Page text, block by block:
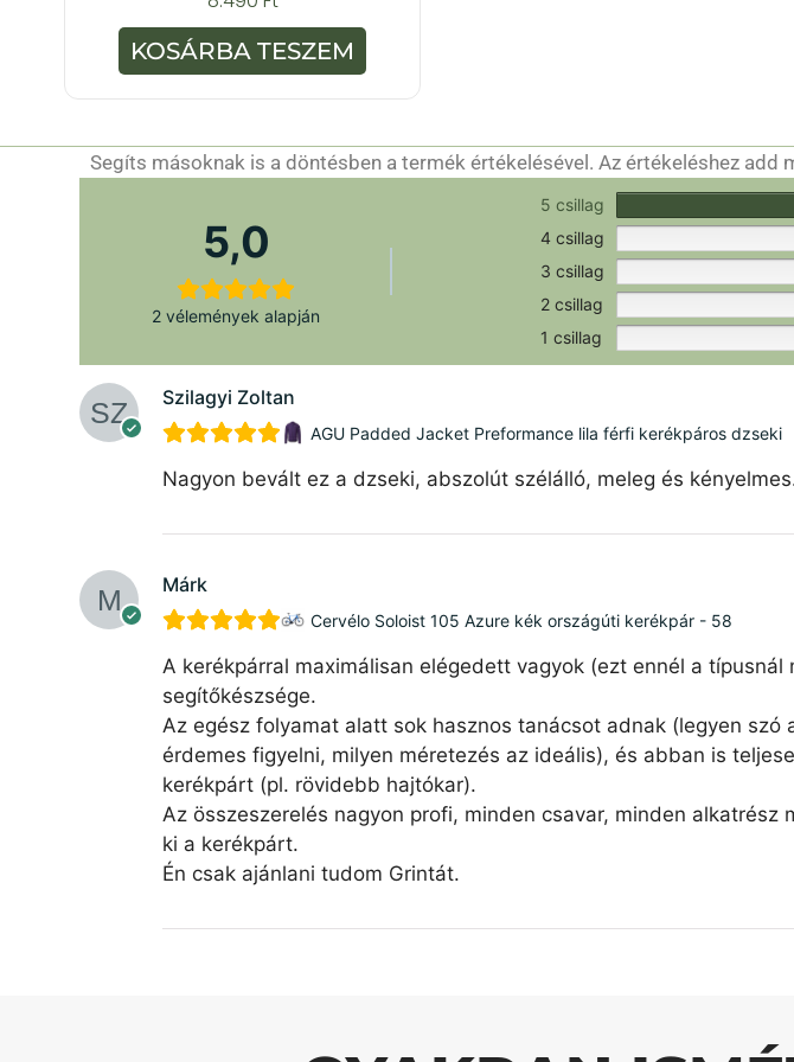
z
5
-
b
KOSÁRBA TESZEM
Értékeld
Segíts másoknak is a döntésben a termék értékelésével. Az értékeléshez
csak a
5,0
2 vélemények alapján
5 csillag
4 csillag
3 csillag
2 csillag
1 csillag
Szilagyi Zoltan
AGU Padded Jacket Preformance lila férfi kerékpáros dzseki
Nagyon bevált ez a dzseki, abszolút szélálló, meleg és
Márk
Cervélo Soloist 105 Azure kék országúti kerékpár - 58
A kerékpárral maximálisan elégedett vagyok (ezt ennél a
segítőkészsége.
Az egész folyamat alatt sok hasznos tanácsot adnak (legyen
érdemes figyelni, milyen méretezés az ideális), és abban is
kerékpárt (pl. rövidebb hajtókar).
Az összeszerelés nagyon profi, minden csavar, minden
ki a kerékpárt.
Én csak ajánlani tudom Grintát.